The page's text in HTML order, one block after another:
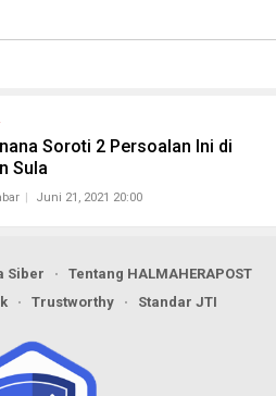
Soroti 2 Persoalan Ini di
Sula
Juni 21, 2021 20:00
Siber
Tentang HALMAHERAPOST
Trustworthy Standar JTI